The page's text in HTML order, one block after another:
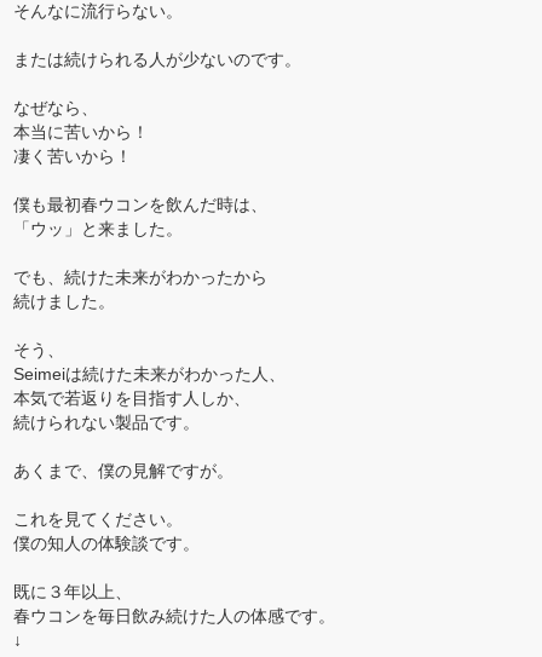
そんなに流行らない。
または続けられる人が少ないのです。
なぜなら、
本当に苦いから！
凄く苦いから！
僕も最初春ウコンを飲んだ時は、
「ウッ」と来ました。
でも、続けた未来がわかったから
続けました。
そう、
Seimeiは続けた未来がわかった人、
本気で若返りを目指す人しか、
続けられない製品です。
あくまで、僕の見解ですが。
これを見てください。
僕の知人の体験談です。
既に３年以上、
春ウコンを毎日飲み続けた人の体感です。
↓